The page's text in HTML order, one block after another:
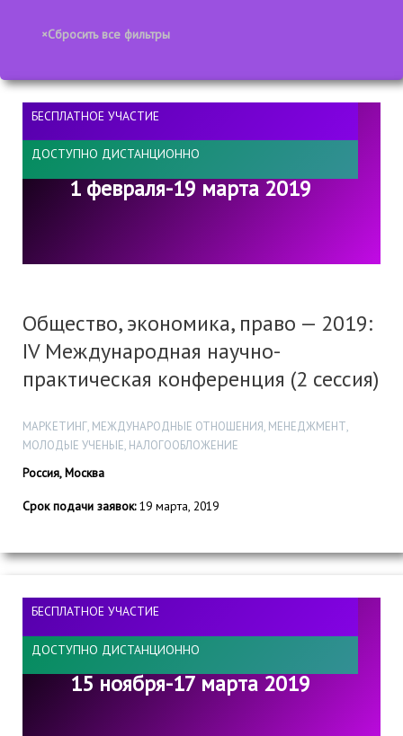
БЕСПЛАТНОЕ УЧАСТИЕ
ДОСТУПНО ДИСТАНЦИОННО
1 февраля-19 марта 2019
Общество, экономика, право — 2019:
IV Международная научно-
практическая конференция (2 сессия)
МАРКЕТИНГ, МЕЖДУНАРОДНЫЕ ОТНОШЕНИЯ, МЕНЕДЖМЕНТ,
МОЛОДЫЕ УЧЕНЫЕ, НАЛОГООБЛОЖЕНИЕ
Россия, Москва
Срок подачи заявок:19 марта, 2019
БЕСПЛАТНОЕ УЧАСТИЕ
ДОСТУПНО ДИСТАНЦИОННО
15 ноября-17 марта 2019